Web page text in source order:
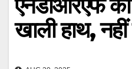
एनडीआरएफ की
खाली हाथ, नहीं